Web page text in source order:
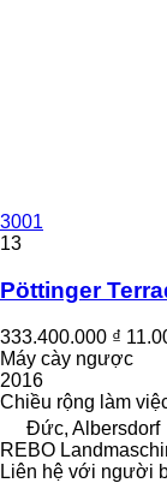
3001
13
Pöttinger
333.400.000 ₫
Máy cày ngược
2016
Chiều rộng làm
Đức, Albersdorf
REBO
Liên hệ với người